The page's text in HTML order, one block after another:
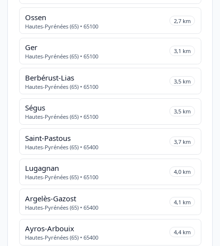
Ossen
Hautes-Pyrénées (65) • 65100
2,7 km
Ger
Hautes-Pyrénées (65) • 65100
3,1 km
Berbérust-Lias
Hautes-Pyrénées (65) • 65100
3,5 km
Ségus
Hautes-Pyrénées (65) • 65100
3,5 km
Saint-Pastous
Hautes-Pyrénées (65) • 65400
3,7 km
Lugagnan
Hautes-Pyrénées (65) • 65100
4,0 km
Argelès-Gazost
Hautes-Pyrénées (65) • 65400
4,1 km
Ayros-Arbouix
Hautes-Pyrénées (65) • 65400
4,4 km